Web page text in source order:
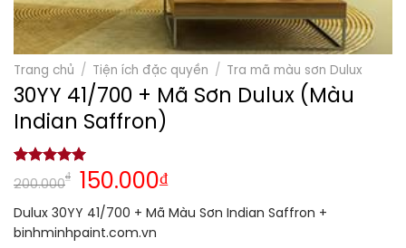
Trang chủ / Tiện ích đặc quyền / Tra mã màu sơn Dulux
30YY 41/700 + Mã Sơn Dulux (Màu
Indian Saffron)
5.00 trên 5
dựa trên
1
đánh giá
200.000
₫ 150.000₫
Dulux 30YY 41/700 + Mã Màu Sơn Indian Saffron +
binhminhpaint.com.vn